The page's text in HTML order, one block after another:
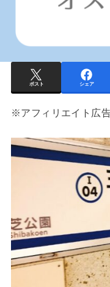
ポスト シェア
※アフィリエイト広